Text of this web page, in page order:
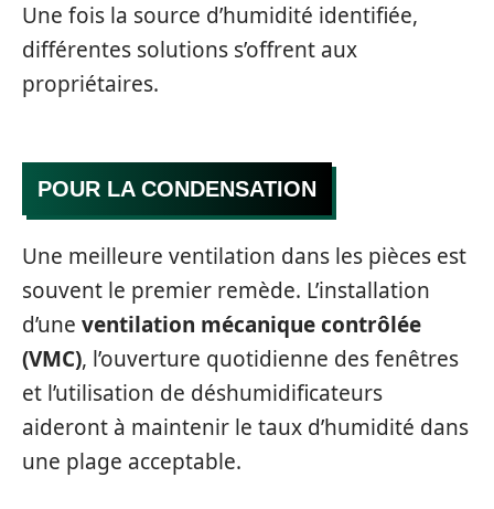
Une fois la source d’humidité identifiée,
différentes solutions s’offrent aux
propriétaires.
POUR LA CONDENSATION
Une meilleure ventilation dans les pièces est
souvent le premier remède. L’installation
d’une ventilation mécanique contrôlée
(VMC), l’ouverture quotidienne des fenêtres
et l’utilisation de déshumidificateurs
aideront à maintenir le taux d’humidité dans
une plage acceptable.